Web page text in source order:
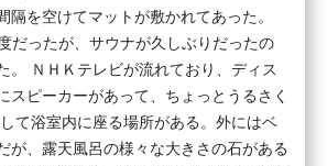
隔を空けてマットが敷かれてあった。
だったが、サウナが久しぶりだったの
。 ＮＨＫテレビが流れており、ディス
スピーカーがあって、ちょっとうるさく
て浴室内に座る場所がある。外にはベ
が、露天風呂の様々な大きさの石がある